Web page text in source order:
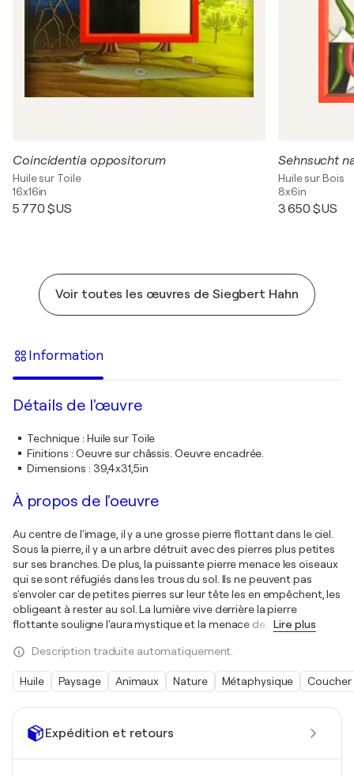
Expédition et retours
Coincidentia oppositorum
Huile sur Toile
16x16in
5 770 $US
Sehnsucht
Huile sur Bois
8x6in
3 650 $US
Voir toutes les œuvres de Siegbert Hahn
Information
Détails de l'œuvre
Technique: Huile sur Toile
Finitions : Oeuvre sur châssis. Oeuvre encadrée.
Dimensions : 39,4x31,5in
À propos de l'oeuvre
Au centre de l'image, il y a une grosse pierre flottant dans le ciel.
Sous la pierre, il y a un arbre détruit avec des pierres plus petites
sur ses branches. De plus, la puissante pierre menace les oiseaux
qui se sont réfugiés dans les trous du sol. Ils ne peuvent pas
s'envoler car de petites pierres sur leur tête les en empêchent, les
obligeant à rester au sol. La lumière vive derrière la pierre
flottante souligne l'aura mystique et la menace de
Lire plus
Description traduite automatiquement.
Huile Paysage Animaux Nature Métaphysique Coucher